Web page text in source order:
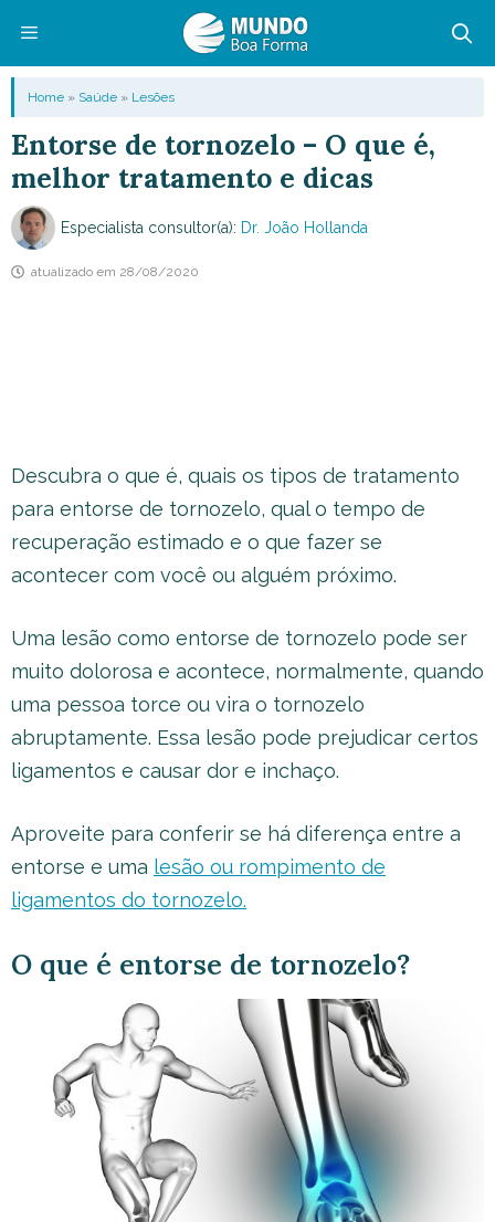
conteúdo
Menu
Home » Saúde » Lesões
Entorse de tornozelo – O que é,
melhor tratamento e dicas
Especialista consultor(a): Dr. João Hollanda
atualizado em 28/08/2020
Descubra o que é, quais os tipos de tratamento
para entorse de tornozelo, qual o tempo de
recuperação estimado e o que fazer se
acontecer com você ou alguém próximo.
Uma lesão como entorse de tornozelo pode ser
muito dolorosa e acontece, normalmente, quando
uma pessoa torce ou vira o tornozelo
abruptamente. Essa lesão pode prejudicar certos
ligamentos e causar dor e inchaço.
Aproveite para conferir se há diferença entre a
entorse e uma lesão ou rompimento de
ligamentos do tornozelo.
O que é entorse de tornozelo?